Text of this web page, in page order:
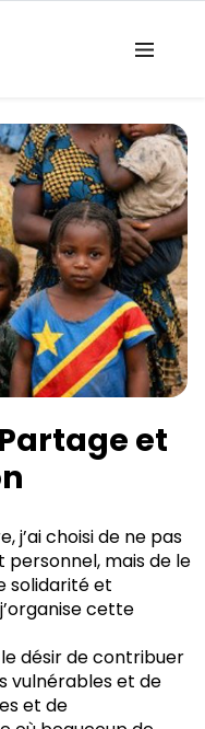
et
j’ai choisi de ne pas
mais de le
solidarité et
cette
désir de contribuer
vulnérables et de
et de